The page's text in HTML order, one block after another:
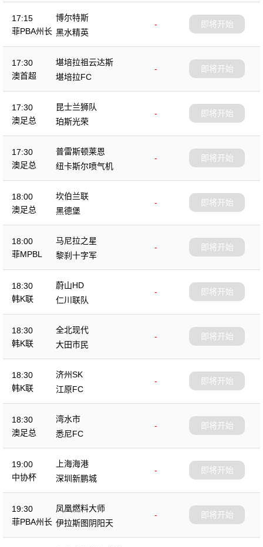
17:15
菲PBA州长
博尔特斯
-
黑水精英
即将开始
17:30
澳首超
堪培拉祖云达斯
-
堪培拉FC
即将开始
17:30
澳足总
昆士兰狮队
-
珀斯光荣
即将开始
17:30
澳足总
普雷斯顿莱恩
-
纽卡斯尔喷气机
即将开始
18:00
澳足总
坎伯兰联
-
黑德堡
即将开始
18:00
菲MPBL
马尼拉之星
-
黎刹十字军
即将开始
18:30
韩K联
蔚山HD
-
仁川联队
即将开始
18:30
韩K联
全北现代
-
大田市民
即将开始
18:30
韩K联
济州SK
-
江原FC
即将开始
18:30
澳足总
湾水市
-
悉尼FC
即将开始
19:00
中协杯
上海海港
-
深圳新鹏城
即将开始
19:30
菲PBA州长
凤凰燃料大师
-
伊拉斯图阴阳天
即将开始